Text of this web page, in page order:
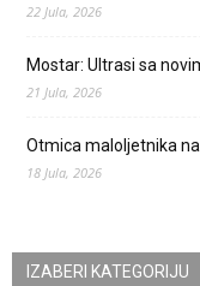
22 Jula, 2026
Mostar: Ultrasi sa
21 Jula, 2026
Otmica maloljetnika
18 Jula, 2026
IZABERI KATEGORIJU